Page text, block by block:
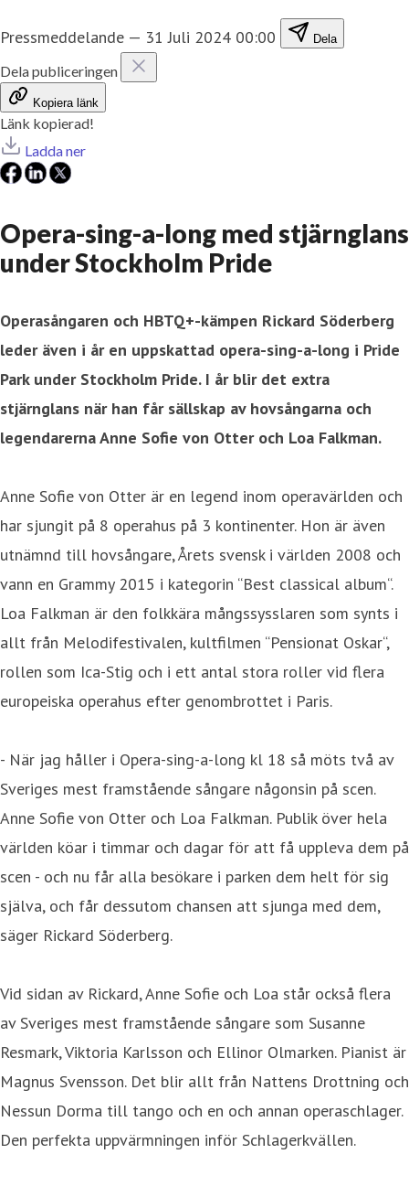
Pressmeddelande — 31 Juli 2024 00:00 Dela
Dela publiceringen
Kopiera länk
Länk kopierad!
Ladda ner
Opera-sing-a-long med stjärnglans
under Stockholm Pride
Operasångaren och HBTQ+-kämpen Rickard Söderberg
leder även i år en uppskattad opera-sing-a-long i Pride
Park under Stockholm Pride. I år blir det extra
stjärnglans när han får sällskap av hovsångarna och
legendarerna Anne Sofie von Otter och Loa Falkman.
Anne Sofie von Otter är en legend inom operavärlden och
har sjungit på 8 operahus på 3 kontinenter. Hon är även
utnämnd till hovsångare, Årets svensk i världen 2008 och
vann en Grammy 2015 i kategorin “Best classical album“.
Loa Falkman är den folkkära mångssysslaren som synts i
allt från Melodifestivalen, kultfilmen “Pensionat Oskar“,
rollen som Ica-Stig och i ett antal stora roller vid flera
europeiska operahus efter genombrottet i Paris.
- När jag håller i Opera-sing-a-long kl 18 så möts två av
Sveriges mest framstående sångare någonsin på scen.
Anne Sofie von Otter och Loa Falkman. Publik över hela
världen köar i timmar och dagar för att få uppleva dem på
scen - och nu får alla besökare i parken dem helt för sig
själva, och får dessutom chansen att sjunga med dem,
säger Rickard Söderberg.
Vid sidan av Rickard, Anne Sofie och Loa står också flera
av Sveriges mest framstående sångare som Susanne
Resmark, Viktoria Karlsson och Ellinor Olmarken. Pianist är
Magnus Svensson. Det blir allt från Nattens Drottning och
Nessun Dorma till tango och en och annan operaschlager.
Den perfekta uppvärmningen inför Schlagerkvällen.